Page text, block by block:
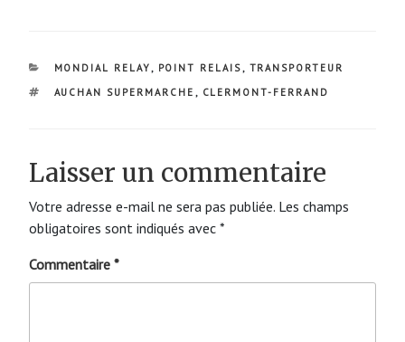
CATÉGORIES
MONDIAL RELAY , POINT RELAIS , TRANSPORTEUR
ÉTIQUETTES
AUCHAN SUPERMARCHE , CLERMONT-FERRAND
Laisser un commentaire
Votre adresse e-mail ne sera pas publiée. Les champs
obligatoires sont indiqués avec *
Commentaire *